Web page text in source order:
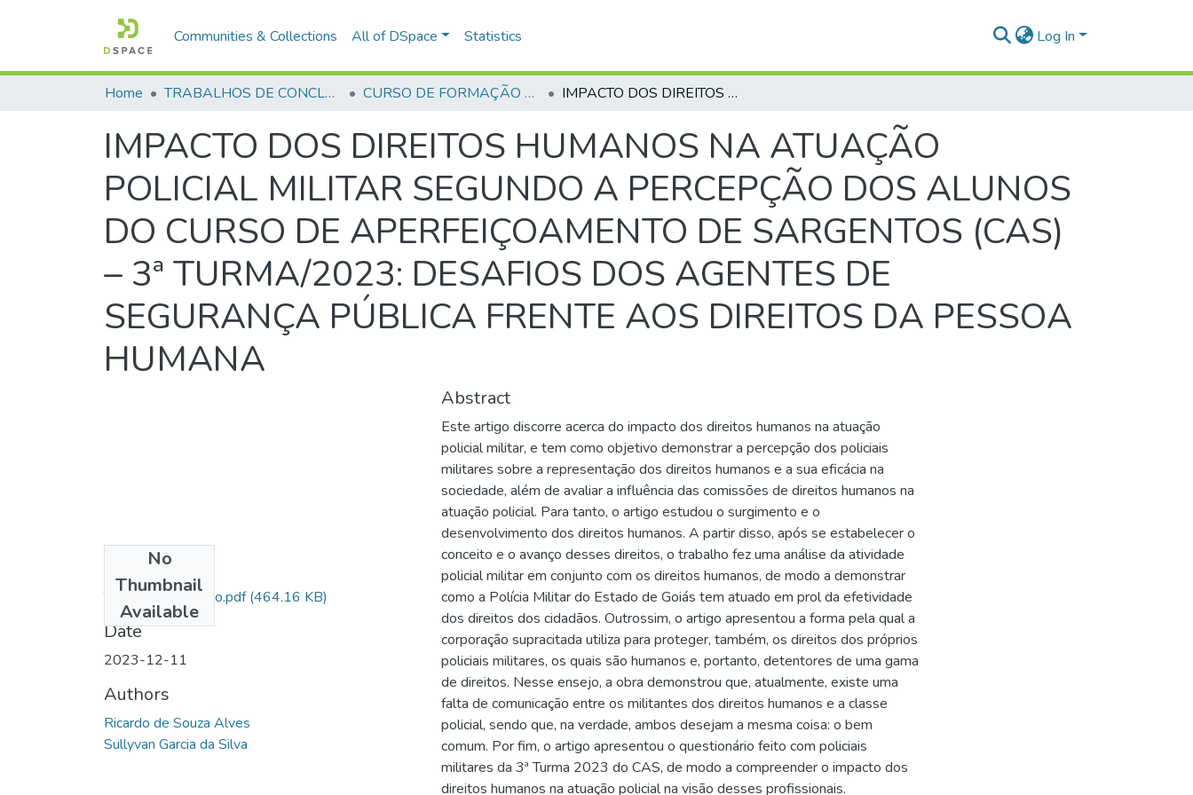
Communities & Collections All of DSpace Statistics Log In
Home TRABALHOS DE CONCLUSÃO DE CURSO - CFP (CURSO DE FORMAÇÃO DE PRAÇAS) CURSO DE FORMAÇÃO DE PRAÇAS - CFP - 2023 IMPACTO DOS DIREITOS HUMANOS NA ATUAÇÃO POLICIAL MILITAR SEGUNDO A PERCEPÇÃO DOS ALUNOS DO CURSO DE APERFEIÇOAMENTO DE SARGENTOS (CAS) – 3ª TURMA/2023: DESAFIOS DOS AGENTES DE SEGURANÇA PÚBLICA FRENTE AOS DIREITOS DA PESSOA HUMANA
IMPACTO DOS DIREITOS HUMANOS NA ATUAÇÃO
POLICIAL MILITAR SEGUNDO A PERCEPÇÃO DOS ALUNOS
DO CURSO DE APERFEIÇOAMENTO DE SARGENTOS (CAS)
– 3ª TURMA/2023: DESAFIOS DOS AGENTES DE
SEGURANÇA PÚBLICA FRENTE AOS DIREITOS DA PESSOA
HUMANA
No
Thumbnail
Available
TCC Ricardo pronto.pdf(464.16 KB)
Date
2023-12-11
Authors
Ricardo de Souza Alves
Sullyvan Garcia da Silva
Abstract
Este artigo discorre acerca do impacto dos direitos humanos na atuação
policial militar, e tem como objetivo demonstrar a percepção dos policiais
militares sobre a representação dos direitos humanos e a sua eficácia na
sociedade, além de avaliar a influência das comissões de direitos humanos na
atuação policial. Para tanto, o artigo estudou o surgimento e o
desenvolvimento dos direitos humanos. A partir disso, após se estabelecer o
conceito e o avanço desses direitos, o trabalho fez uma análise da atividade
policial militar em conjunto com os direitos humanos, de modo a demonstrar
como a Polícia Militar do Estado de Goiás tem atuado em prol da efetividade
dos direitos dos cidadãos. Outrossim, o artigo apresentou a forma pela qual a
corporação supracitada utiliza para proteger, também, os direitos dos próprios
policiais militares, os quais são humanos e, portanto, detentores de uma gama
de direitos. Nesse ensejo, a obra demonstrou que, atualmente, existe uma
falta de comunicação entre os militantes dos direitos humanos e a classe
policial, sendo que, na verdade, ambos desejam a mesma coisa: o bem
comum. Por fim, o artigo apresentou o questionário feito com policiais
militares da 3ª Turma 2023 do CAS, de modo a compreender o impacto dos
direitos humanos na atuação policial na visão desses profissionais.